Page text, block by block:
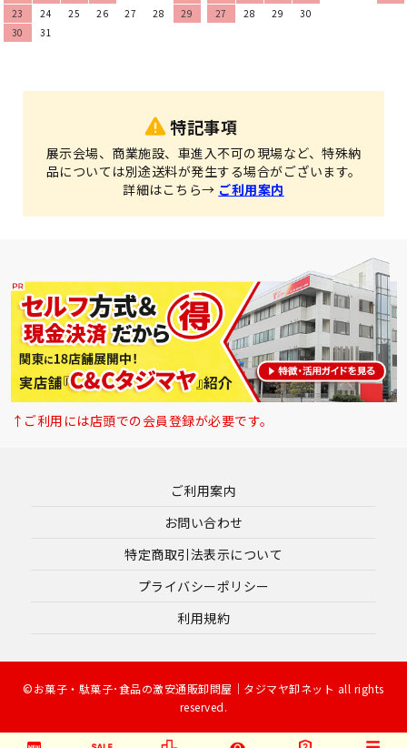
23
24 25 26 27 28
29
30
31
27
28 29 30
特記事項
展示会場、商業施設、車進入不可の現場など、特殊納
品については別途送料が発生する場合がございます。
詳細はこちら→ ご利用案内
↑ご利用には店頭での会員登録が必要です。
ご利用案内
お問い合わせ
特定商取引法表示について
プライバシーポリシー
利用規約
©お菓子・駄菓子･食品の激安通販卸問屋｜タジマヤ卸ネット all rights
reserved.